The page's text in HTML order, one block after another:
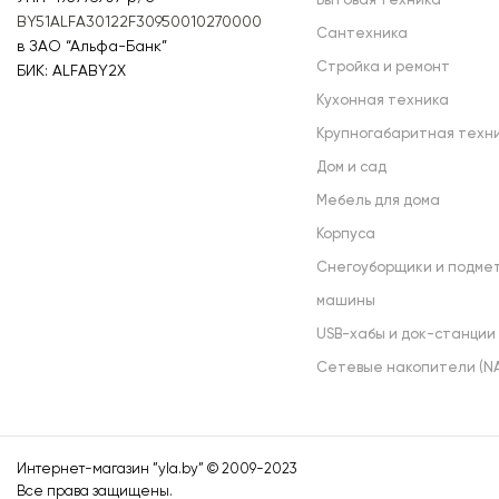
BY51ALFA30122F30950010270000
в ЗАО “Альфа-Банк”
БИК: ALFABY2X
Сантехника
Стройка и ремонт
Кухонная техника
Крупногабаритная
Дом и сад
Мебель для дома
Корпуса
Снегоуборщики и
машины
USB-хабы и док-станции
Сетевые накопители
Интернет-магазин ”yla.by” © 2009-2023
Все права защищены.